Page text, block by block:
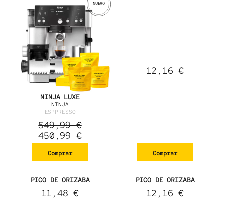
NINJA LUXE
NINJA
ESPPRESSO
549,99€
450,99 €
Comprar
12,16€
Comprar
PICO DE ORIZABA
11,48€
PICO DE ORIZABA
12,16€